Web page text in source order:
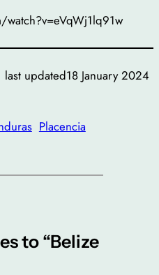
last updated18 January 2024
Placencia
to “Belize